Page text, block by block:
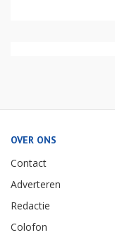
OVER ONS
Contact
Adverteren
Redactie
Colofon